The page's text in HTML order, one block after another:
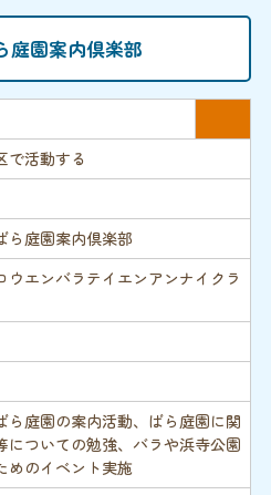
t
n
庭園案内倶楽部
で活動する
ら庭園案内倶楽部
ウエンバラテイエンアンナイクラ
ら庭園の案内活動、ばら庭園に関
についての勉強、バラや浜寺公園
めのイベント実施